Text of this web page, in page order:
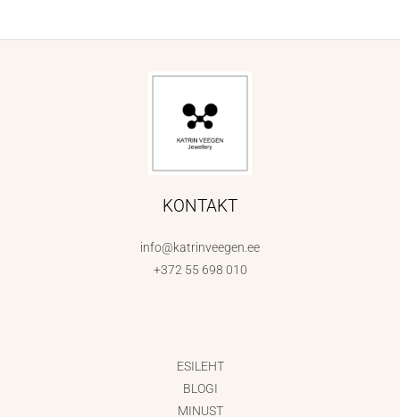
KONTAKT
info@katrinveegen.ee
+372 55 698 010
ESILEHT
BLOGI
MINUST